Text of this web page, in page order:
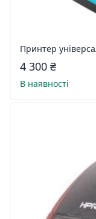
Принтер
4 300 ₴
В наявності